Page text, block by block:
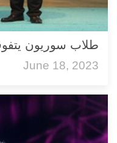
طلاب سوريون
June 18, 2023